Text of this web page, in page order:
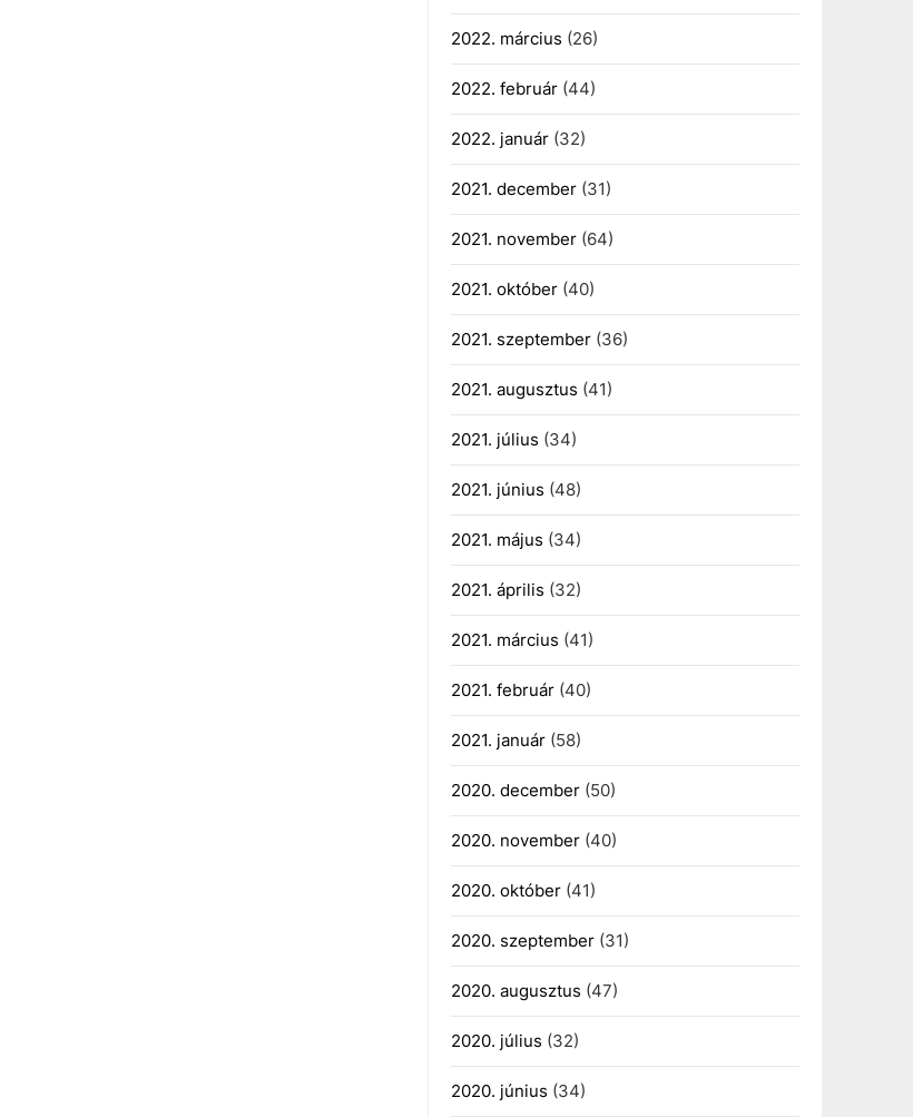
2022. március (26)
2022. február(44)
2022. január(32)
2021. december(31)
2021. november(64)
2021. október(40)
2021. szeptember(36)
2021. augusztus (41)
2021. július (34)
2021. június (48)
2021. május (34)
2021. április (32)
2021. március (41)
2021. február(40)
2021. január(58)
2020. december(50)
2020. november(40)
2020. október(41)
2020. szeptember(31)
2020. augusztus (47)
2020. július (32)
2020. június (34)